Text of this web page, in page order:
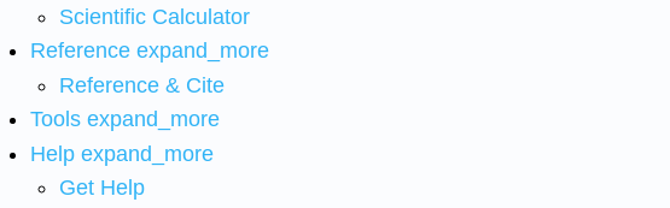
Scientific Calculator
Reference expand_more
Reference & Cite
Tools expand_more
Help expand_more
Get Help